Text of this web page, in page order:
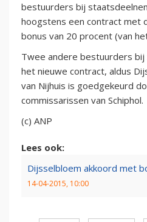
bestuurders bij
hoogstens een contract met
bonus van 20 procent (van
Twee andere bestuurders bij
het nieuwe contract, aldus
van Nijhuis is goedgekeurd
commissarissen van Schiphol.
(c) ANP
Lees ook:
Dijsselbloem akkoord met
14-04-2015, 10:00